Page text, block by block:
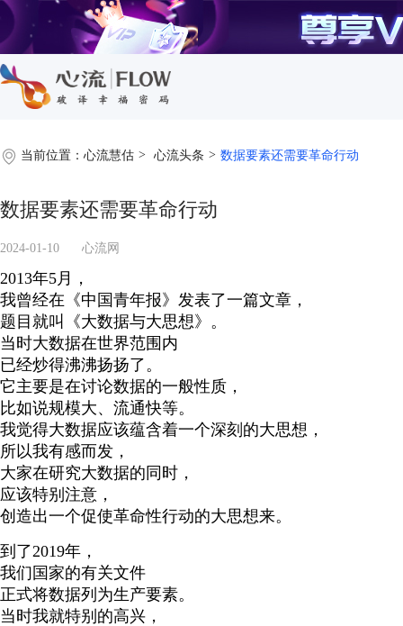
当前位置： 心流慧估 心流头条 数据要素还需要革命行动
数据要素还需要革命行动
2024-01-10 心流网
2013年5月，
我曾经在《中国青年报》发表了一篇文章，
题目就叫《大数据与大思想》。
当时大数据在世界范围内
已经炒得沸沸扬扬了。
它主要是在讨论数据的一般性质，
比如说规模大、流通快等。
我觉得大数据应该蕴含着一个深刻的大思想，
所以我有感而发，
大家在研究大数据的同时，
应该特别注意，
创造出一个促使革命性行动的大思想来。
到了2019年，
我们国家的有关文件
正式将数据列为生产要素。
当时我就特别的高兴，